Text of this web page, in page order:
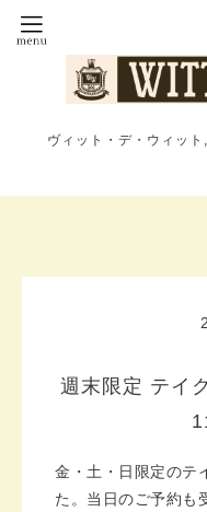
ヴィット・デ・ウィッ
週末限定 テイ
金・土・日限定のテ
た。 当日のご予約も